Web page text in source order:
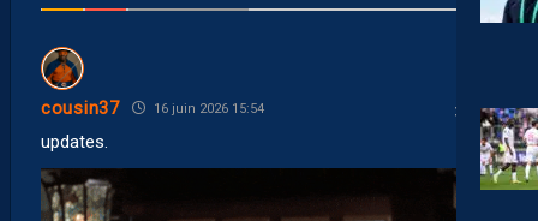
cousin37 16 juin 2026 15:54
updates.